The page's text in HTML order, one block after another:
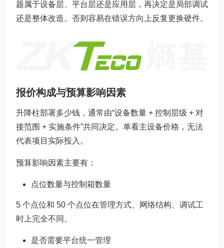
题属于设备层、平台层还是应用层，再决定是局部调试
还是整体改造。否则容易在错误方向上反复更换硬件。
报价构成与预算影响因素
升降柱部署多少钱，通常由“设备数量 + 控制层级 + 对
接范围 + 实施条件”共同决定。单看主设备价格，无法
代表项目实际投入。
预算影响因素主要有：
点位数量与控制箱数量
5 个点位和 50 个点位在管理方式、网络结构、调试工
时上完全不同。
是否需要平台统一管理